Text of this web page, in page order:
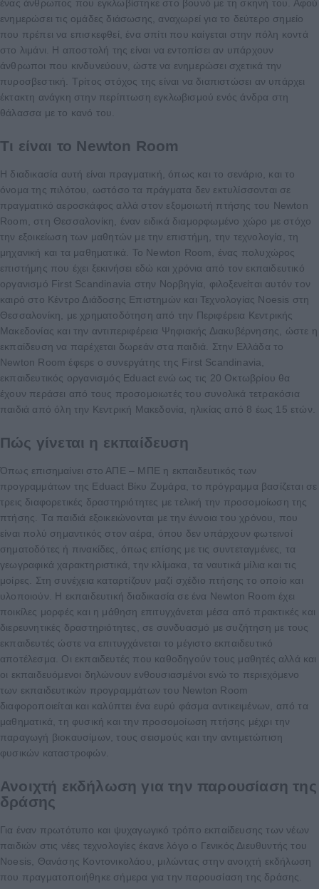
ένας άνθρωπος που εγκλωβίστηκε στο βουνό με τη σκηνή του. Αφού
ενημερώσει τις ομάδες διάσωσης, αναχωρεί για το δεύτερο σημείο
που πρέπει να επισκεφθεί, ένα σπίτι που καίγεται στην πόλη κοντά
στο λιμάνι. Η αποστολή της είναι να εντοπίσει αν υπάρχουν
άνθρωποι που κινδυνεύουν, ώστε να ενημερώσει σχετικά την
πυροσβεστική. Τρίτος στόχος της είναι να διαπιστώσει αν υπάρχει
έκτακτη ανάγκη στην περίπτωση εγκλωβισμού ενός άνδρα στη
θάλασσα με το κανό του.
Τι είναι το Newton Room
Η διαδικασία αυτή είναι πραγματική, όπως και το σενάριο, και το
όνομα της πιλότου, ωστόσο τα πράγματα δεν εκτυλίσσονται σε
πραγματικό αεροσκάφος αλλά στον εξομοιωτή πτήσης του Newton
Room, στη Θεσσαλονίκη, έναν ειδικά διαμορφωμένο χώρο με στόχο
την εξοικείωση των μαθητών με την επιστήμη, την τεχνολογία, τη
μηχανική και τα μαθηματικά. Το Newton Room, ένας πολυχώρος
επιστήμης που έχει ξεκινήσει εδώ και χρόνια από τον εκπαιδευτικό
οργανισμό First Scandinavia στην Νορβηγία, φιλοξενείται αυτόν τον
καιρό στο Kέντρο Διάδοσης Επιστημών και Τεχνολογίας Noesis στη
Θεσσαλονίκη, με χρηματοδότηση από την Περιφέρεια Κεντρικής
Μακεδονίας και την αντιπεριφέρεια Ψηφιακής Διακυβέρνησης, ώστε η
εκπαίδευση να παρέχεται δωρεάν στα παιδιά. Στην Ελλάδα το
Newton Room έφερε ο συνεργάτης της First Scandinavia,
εκπαιδευτικός οργανισμός Eduact ενώ ως τις 20 Οκτωβρίου θα
έχουν περάσει από τους προσομοιωτές του συνολικά τετρακόσια
παιδιά από όλη την Κεντρική Μακεδονία, ηλικίας από 8 έως 15 ετών.
Πώς γίνεται η εκπαίδευση
Όπως επισημαίνει στο ΑΠΕ – ΜΠΕ η εκπαιδευτικός των
προγραμμάτων της Eduact Βίκυ Ζυμάρα, το πρόγραμμα βασίζεται σε
τρεις διαφορετικές δραστηριότητες με τελική την προσομοίωση της
πτήσης. Tα παιδιά εξοικειώνονται με την έννοια του χρόνου, που
είναι πολύ σημαντικός στον αέρα, όπου δεν υπάρχουν φωτεινοί
σηματοδότες ή πινακίδες, όπως επίσης με τις συντεταγμένες, τα
γεωγραφικά χαρακτηριστικά, την κλίμακα, τα ναυτικά μίλια και τις
μοίρες. Στη συνέχεια καταρτίζουν μαζί σχέδιο πτήσης το οποίο και
υλοποιούν. Η εκπαιδευτική διαδικασία σε ένα Newton Room έχει
ποικίλες μορφές και η μάθηση επιτυγχάνεται μέσα από πρακτικές και
διερευνητικές δραστηριότητες, σε συνδυασμό με συζήτηση με τους
εκπαιδευτές ώστε να επιτυγχάνεται το μέγιστο εκπαιδευτικό
αποτέλεσμα. Οι εκπαιδευτές που καθοδηγούν τους μαθητές αλλά και
οι εκπαιδευόμενοι δηλώνουν ενθουσιασμένοι ενώ το περιεχόμενο
των εκπαιδευτικών προγραμμάτων του Newton Room
διαφοροποιείται και καλύπτει ένα ευρύ φάσμα αντικειμένων, από τα
μαθηματικά, τη φυσική και την προσομοίωση πτήσης μέχρι την
παραγωγή βιοκαυσίμων, τους σεισμούς και την αντιμετώπιση
φυσικών καταστροφών.
Ανοιχτή εκδήλωση για την παρουσίαση της
δράσης
Για έναν πρωτότυπο και ψυχαγωγικό τρόπο εκπαίδευσης των νέων
παιδιών στις νέες τεχνολογίες έκανε λόγο ο Γενικός Διευθυντής του
Noesis, Θανάσης Κοντονικολάου, μιλώντας στην ανοιχτή εκδήλωση
που πραγματοποιήθηκε σήμερα για την παρουσίαση της δράσης.